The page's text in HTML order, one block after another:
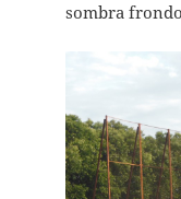
sombra